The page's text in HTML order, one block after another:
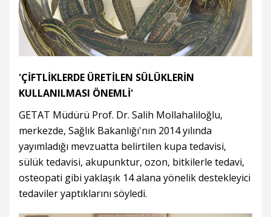
'ÇİFTLİKLERDE ÜRETİLEN SÜLÜKLERİN
KULLANILMASI ÖNEMLİ'
GETAT Müdürü Prof. Dr. Salih Mollahaliloğlu,
merkezde, Sağlık Bakanlığı'nın 2014 yılında
yayımladığı mevzuatta belirtilen kupa tedavisi,
sülük tedavisi, akupunktur, ozon, bitkilerle tedavi,
osteopati gibi yaklaşık 14 alana yönelik destekleyici
tedaviler yaptıklarını söyledi.